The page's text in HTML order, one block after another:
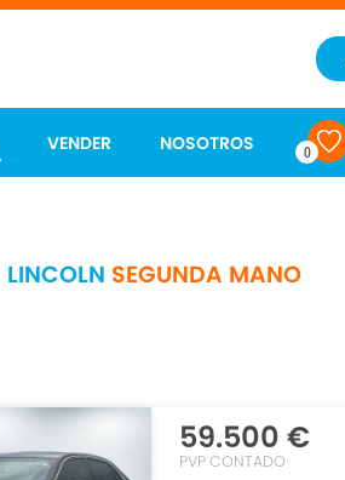
VENDER NOSOTROS 0
LINCOLN SEGUNDA MANO
59.500 €
PVP CONTADO